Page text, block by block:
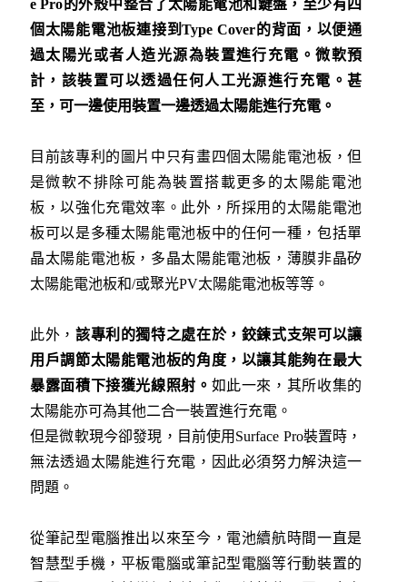
e Pro的外殼中整合了太陽能電池和鍵盤，至少有四
個太陽能電池板連接到Type Cover的背面，以便通
過太陽光或者人造光源為裝置進行充電。微軟預
計，該裝置可以透過任何人工光源進行充電。甚
至，可一邊使用裝置一邊透過太陽能進行充電。
目前該專利的圖片中只有畫四個太陽能電池板，但
是微軟不排除可能為裝置搭載更多的太陽能電池
板，以強化充電效率。此外，所採用的太陽能電池
板可以是多種太陽能電池板中的任何一種，包括單
晶太陽能電池板，多晶太陽能電池板，薄膜非晶矽
太陽能電池板和/或聚光PV太陽能電池板等等。
此外， 該專利的獨特之處在於，鉸鍊式支架可以讓
用戶調節太陽能電池板的角度，以讓其能夠在最大
暴露面積下接獲光線照射。 如此一來，其所收集的
太陽能亦可為其他二合一裝置進行充電。
但是微軟現今卻發現，目前使用Surface Pro裝置時，
無法透過太陽能進行充電，因此必須努力解決這一
問題。
從筆記型電腦推出以來至今，電池續航時間一直是
智慧型手機，平板電腦或筆記型電腦等行動裝置的